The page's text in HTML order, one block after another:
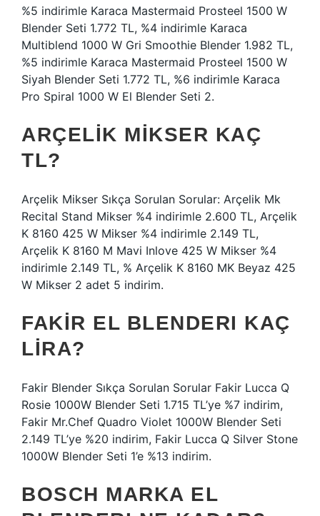
%5 indirimle Karaca Mastermaid Prosteel 1500 W
Blender Seti 1.772 TL, %4 indirimle Karaca
Multiblend 1000 W Gri Smoothie Blender 1.982 TL,
%5 indirimle Karaca Mastermaid Prosteel 1500 W
Siyah Blender Seti 1.772 TL, %6 indirimle Karaca
Pro Spiral 1000 W El Blender Seti 2.
ARÇELIK MIKSER KAÇ
TL?
Arçelik Mikser Sıkça Sorulan Sorular: Arçelik Mk
Recital Stand Mikser %4 indirimle 2.600 TL, Arçelik
K 8160 425 W Mikser %4 indirimle 2.149 TL,
Arçelik K 8160 M Mavi Inlove 425 W Mikser %4
indirimle 2.149 TL, % Arçelik K 8160 MK Beyaz 425
W Mikser 2 adet 5 indirim.
FAKIR EL BLENDERI KAÇ
LIRA?
Fakir Blender Sıkça Sorulan Sorular Fakir Lucca Q
Rosie 1000W Blender Seti 1.715 TL’ye %7 indirim,
Fakir Mr.Chef Quadro Violet 1000W Blender Seti
2.149 TL’ye %20 indirim, Fakir Lucca Q Silver Stone
1000W Blender Seti 1’e %13 indirim.
BOSCH MARKA EL